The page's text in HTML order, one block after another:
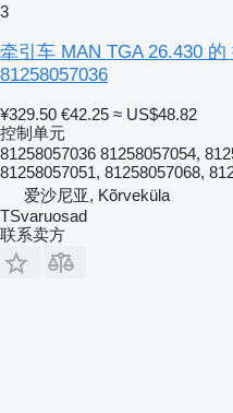
3
牵引车 MAN TGA 26.430
81258057036
¥329.50 €42.25 ≈ US$48.82
控制单元
81258057036 81258057054,
81258057051, 81258057068,
爱沙尼亚, Kõrveküla
TSvaruosad
联系卖方